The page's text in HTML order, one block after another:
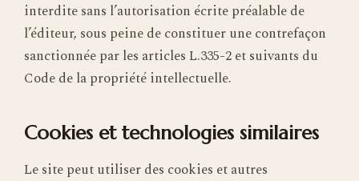
interdite sans l’autorisation écrite préalable de
l’éditeur, sous peine de constituer une contrefaçon
sanctionnée par les articles L.335-2 et suivants du
Code de la propriété intellectuelle.
Cookies et technologies similaires
Le site peut utiliser des cookies et autres